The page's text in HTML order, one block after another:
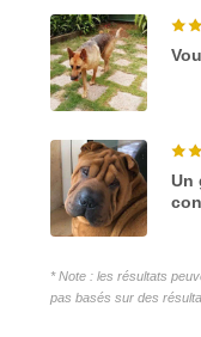
Un
* Note : les résultats
pas basés sur des